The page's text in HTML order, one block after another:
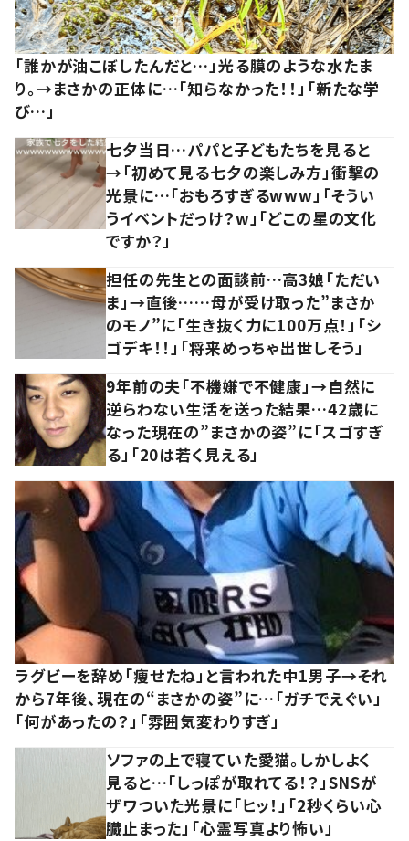
「誰かが油こぼしたんだと…」光る膜のような水たま
り。→まさかの正体に…「知らなかった！！」「新たな学
び…」
七夕当日…パパと子どもたちを見ると
→「初めて見る七夕の楽しみ方」衝撃の
光景に…「おもろすぎるwww」「そうい
うイベントだっけ？w」「どこの星の文化
ですか？」
担任の先生との面談前…高3娘「ただい
ま」→直後……母が受け取った”まさか
のモノ”に「生き抜く力に100万点！」「シ
ゴデキ！！」「将来めっちゃ出世しそう」
9年前の夫「不機嫌で不健康」→自然に
逆らわない生活を送った結果…42歳に
なった現在の”まさかの姿”に「スゴすぎ
る」「20は若く見える」
ラグビーを辞め「痩せたね」と言われた中1男子→それ
から7年後、現在の“まさかの姿”に…「ガチでえぐい」
「何があったの？」「雰囲気変わりすぎ」
ソファの上で寝ていた愛猫。しかしよく
見ると…「しっぽが取れてる！？」SNSが
ザワついた光景に「ヒッ！」「2秒くらい心
臓止まった」「心霊写真より怖い」